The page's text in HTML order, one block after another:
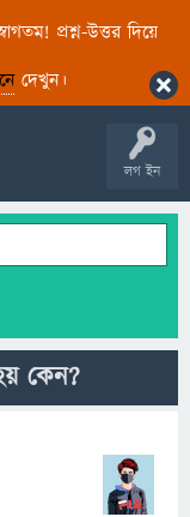
প্রশ্ন-উত্তর দিয়ে
দেখুন।
লগ ইন
কেন?